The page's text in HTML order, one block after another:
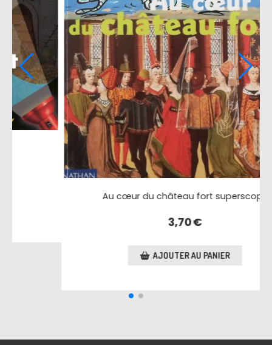
L'attaque du château fort
4,50€